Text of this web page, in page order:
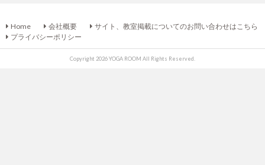
Home 会社概要
サイト、教室掲載についてのお問い合わせはこちら
プライバシーポリシー
Copyright 2026 YOGA ROOM All Rights Reserved.